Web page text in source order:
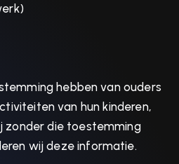
hebben van ouders
van hun kinderen,
zonder die toestemming
wij deze informatie.